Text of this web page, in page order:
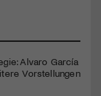
Alvaro García
Vorstellungen